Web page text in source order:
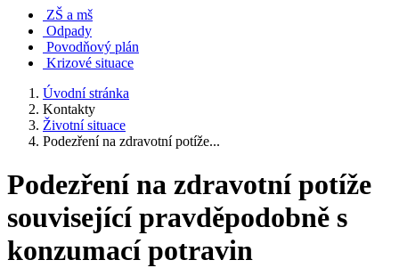
ZŠ a mš
Odpady
Povodňový plán
Krizové situace
Úvodní stránka
Kontakty
Životní situace
Podezření na zdravotní potíže...
Podezření na zdravotní potíže
související pravděpodobně s
konzumací potravin